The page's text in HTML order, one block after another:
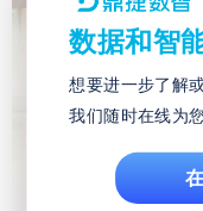
数据和智
想要进一步了解
我们随时在线为